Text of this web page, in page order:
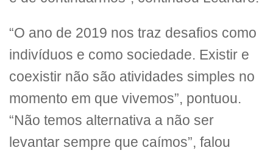
“O ano de 2019 nos traz desafios como
indivíduos e como sociedade. Existir e
coexistir não são atividades simples no
momento em que vivemos”, pontuou.
“Não temos alternativa a não ser
levantar sempre que caímos”, falou